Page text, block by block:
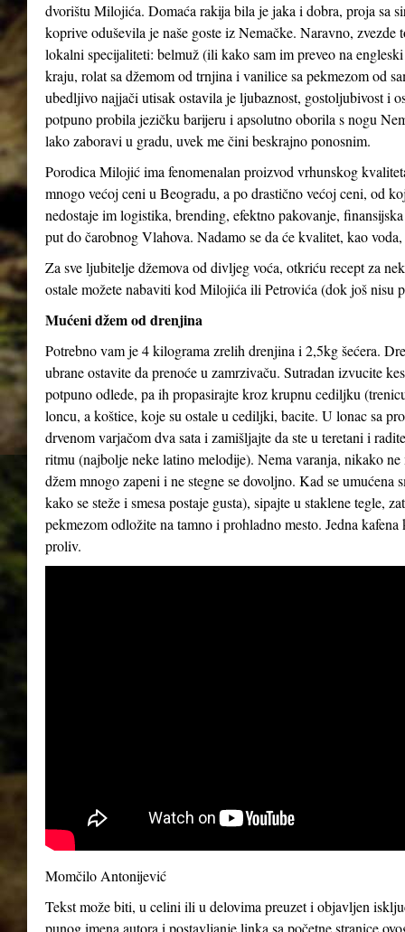
dvorištu Milojića. Domaća rakija bila je jaka i dobra, proja sa
koprive oduševila je naše goste iz Nemačke. Naravno,
lokalni specijaliteti: belmuž (ili kako sam im preveo na
kraju, rolat sa džemom od trnjina i vanilice sa pekmezom od
ubedljivo najjači utisak ostavila je ljubaznost, gostoljubivost i
potpuno probila jezičku barijeru i apsolutno oborila s nogu
lako zaboravi u gradu, uvek me čini beskrajno ponosnim.
Porodica Milojić ima fenomenalan proizvod vrhunskog
mnogo većoj ceni u Beogradu, a po drastično većoj ceni, od
nedostaje im logistika, brending, efektno pakovanje,
put do čarobnog Vlahova. Nadamo se da će kvalitet, kao
Za sve ljubitelje džemova od divljeg voća, otkriću recept za
ostale možete nabaviti kod Milojića ili Petrovića (dok još nisu
Mućeni džem od drenjina
Potrebno vam je 4 kilograma zrelih drenjina i 2,5kg šećera.
ubrane ostavite da prenoće u zamrzivaču. Sutradan izvucite
potpuno odlede, pa ih propasirajte kroz krupnu cediljku
loncu, a koštice, koje su ostale u cediljki, bacite. U lonac sa
drvenom varjačom dva sata i zamišljajte da ste u teretani i
ritmu (najbolje neke latino melodije). Nema varanja, nikako
džem mnogo zapeni i ne stegne se dovoljno. Kad se umućena
kako se steže i smesa postaje gusta), sipajte u staklene tegle,
pekmezom odložite na tamno i prohladno mesto. Jedna
proliv.
Momčilo Antonijević
Tekst može biti, u celini ili u delovima preuzet i objavljen
punog imena autora i postavljanje linka sa početne stranice